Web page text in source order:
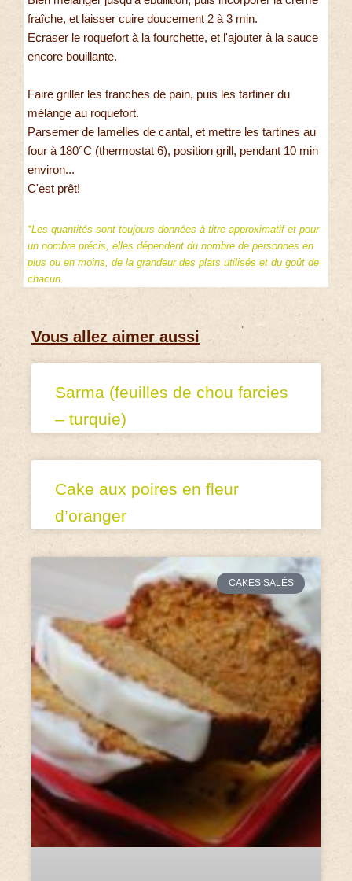
fraîche, et laisser cuire doucement 2 à 3 min.
Ecraser le roquefort à la fourchette, et l'ajouter à la sauce
encore bouillante.
Faire griller les tranches de pain, puis les tartiner du
mélange au roquefort.
Parsemer de lamelles de cantal, et mettre les tartines au
four à 180°C (thermostat 6), position grill, pendant 10 min
environ...
C'est prêt!
*Les quantités sont toujours données à titre approximatif et pour
un nombre précis, elles dépendent du nombre de personnes en
plus ou en moins, de la grandeur des plats utilisés et du goût de
chacun.
Vous allez aimer aussi
Sarma (feuilles de chou farcies
– turquie)
Cake aux poires en fleur
d’oranger
CAKES SALÉS